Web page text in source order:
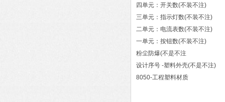
四单元：开关数(不装不注)
三单元：指示灯数(不装不注)
二单元：电流表数(不装不注)
一单元：按钮数(不装不注)
粉尘防爆(不是不注
设计序号 -塑料外壳(不是不注)
8050-工程塑料材质